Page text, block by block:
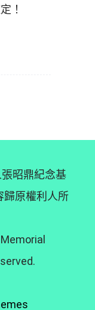
！
昭鼎紀念基
歸原權利人所